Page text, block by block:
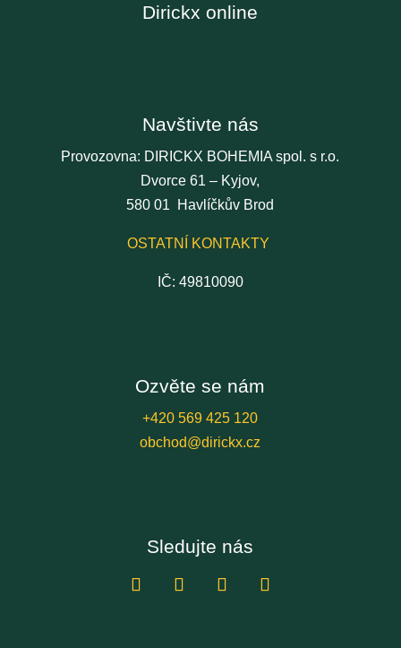
Dirickx online
Navštivte nás
Provozovna: DIRICKX BOHEMIA spol. s r.o.
Dvorce 61 – Kyjov,
580 01 Havlíčkův Brod
OSTATNÍ KONTAKTY
IČ: 49810090
Ozvěte se nám
+420 569 425 120
obchod@dirickx.cz
Sledujte nás